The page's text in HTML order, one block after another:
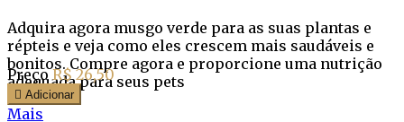
Adquira agora musgo verde para as suas plantas e
répteis e veja como eles crescem mais saudáveis e
bonitos. Compre agora e proporcione uma nutrição
adequada para seus pets
Preço R$ 26,50
 Adicionar
Mais